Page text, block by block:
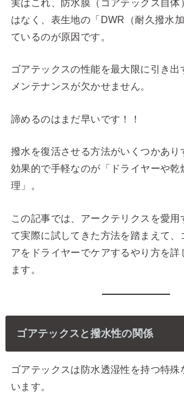
実はこれ、防水膜（ゴアテックス自体
はなく、表生地の「DWR（耐久撥水
ているのが原因です。
ゴアテックスの性能を最大限に引き出
メンテナンスが欠かせません。
諦めるのはまだ早いです！！
撥水を復活させる方法がいくつかあり
効果的で手軽なのが「ドライヤーや乾
理」。
この記事では、アークテリクスを愛
て実際に試してきた方法を踏まえて、
アをドライヤーでケアするやり方を詳
ます。
ゴアテックスと撥水性の関係
ゴアテックスは防水透湿性を持つ特殊
います。